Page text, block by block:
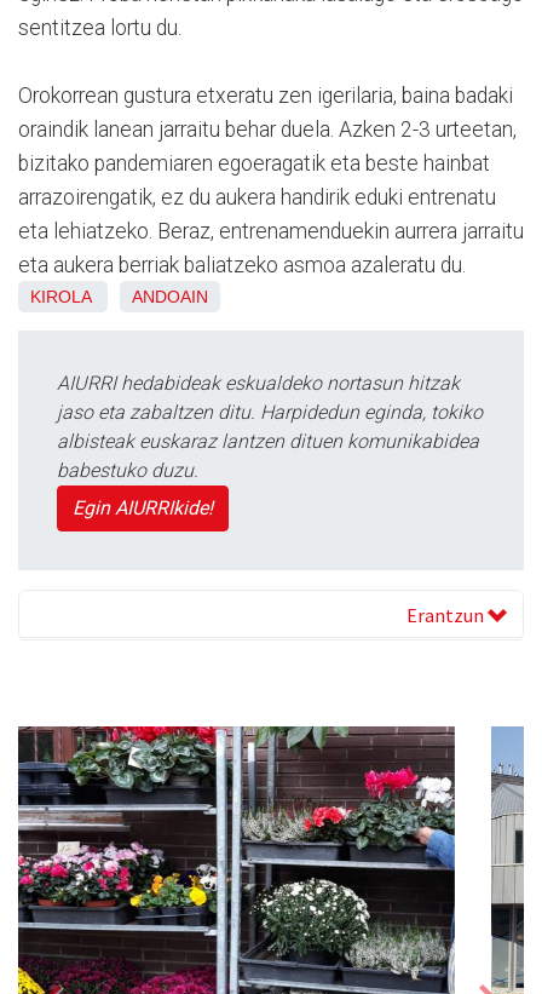
sentitzea lortu du.
Orokorrean gustura etxeratu zen igerilaria, baina badaki
oraindik lanean jarraitu behar duela. Azken 2-3 urteetan,
bizitako pandemiaren egoeragatik eta beste hainbat
arrazoirengatik, ez du aukera handirik eduki entrenatu
eta lehiatzeko. Beraz, entrenamenduekin aurrera jarraitu
eta aukera berriak baliatzeko asmoa azaleratu du.
KIROLA ANDOAIN
AIURRI hedabideak eskualdeko nortasun hitzak
jaso eta zabaltzen ditu. Harpidedun eginda, tokiko
albisteak euskaraz lantzen dituen komunikabidea
babestuko duzu.
Egin AIURRIkide!
Erantzun